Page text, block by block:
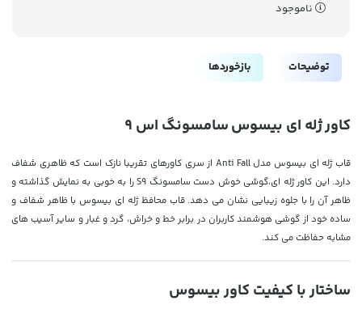
ناموجود
توضیحات بازخوردها
کاور ژله ای بیسوس سامسونگ اس 9
قاب ژله ای بیسوس مدل Anti Fall از سری کاورهای تقریبا نازک است که ظاهری شفاف
دارد. این کاور ژله ای،گوشی خوش دست سامسونگ S9 را به خوبی به نمایش گذاشته و
ظاهر آن را با جلوه زیبایی نشان می دهد. قاب محافظ ژله ای بیسوس با ظاهر شفاف و
ساده خود از گوشی هوشمند کاربران در برابر خط و خراش، گرد و غبار و سایر آسیب های
مشابه حفاظت می کند.
ساختار با کیفیت کاور بیسوس